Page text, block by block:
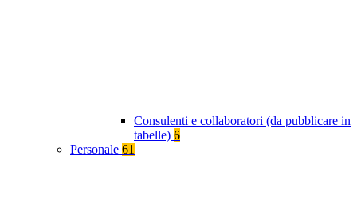
Consulenti e collaboratori (da pubblicare in
tabelle) 6
Personale 61